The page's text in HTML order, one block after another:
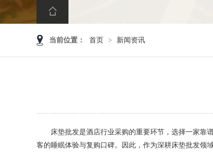
当前位置： 首页 > 新闻资讯
床垫批发是酒店行业采购的重要环节，选择一家靠谱
客的睡眠体验与复购口碑。因此，作为深耕床垫批发领